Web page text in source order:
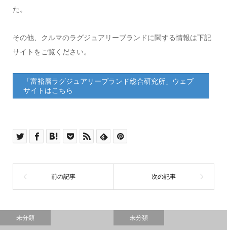
た。
その他、クルマのラグジュアリーブランドに関する情報は下記
サイトをご覧ください。
「富裕層ラグジュアリーブランド総合研究所」ウェブ
サイトはこちら
未分類 未分類